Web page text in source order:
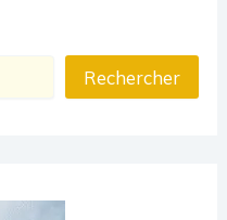
Rechercher